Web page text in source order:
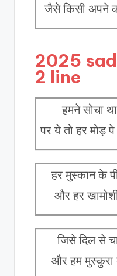
जैसे किसी अपने
2025
2 line
हमने सोचा
पर ये तो हर मोड़
हर मुस्कान के
और हर
जिसे दिल से
और हम